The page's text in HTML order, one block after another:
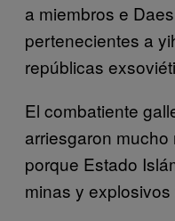
a miembros e
pertenecientes a
repúblicas
El combatiente
arriesgaron
porque Estado
minas y explosivos